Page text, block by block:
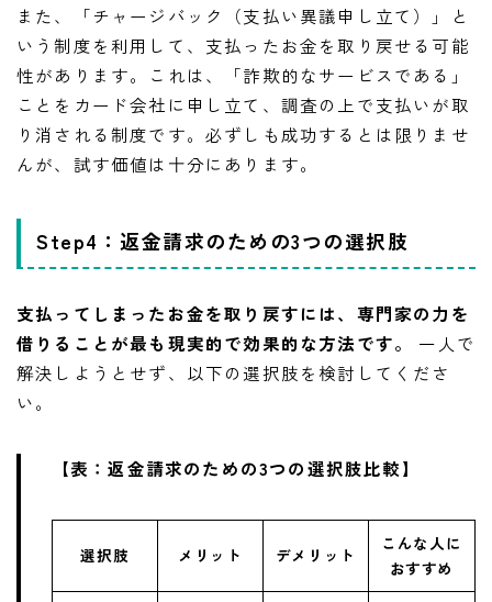
また、「チャージバック（支払い異議申し立て）」と
いう制度を利用して、支払ったお金を取り戻せる可能
性があります。これは、「詐欺的なサービスである」
ことをカード会社に申し立て、調査の上で支払いが取
り消される制度です。必ずしも成功するとは限りませ
んが、試す価値は十分にあります。
Step4：返金請求のための3つの選択肢
支払ってしまったお金を取り戻すには、専門家の力を
借りることが最も現実的で効果的な方法です。
一人で
解決しようとせず、以下の選択肢を検討してくださ
い。
【表：返金請求のための3つの選択肢比較】
選択肢 メリット デメリット
こんな人に
おすすめ